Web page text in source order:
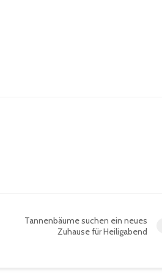
Tannenbäume suchen ein neues
Zuhause für Heiligabend